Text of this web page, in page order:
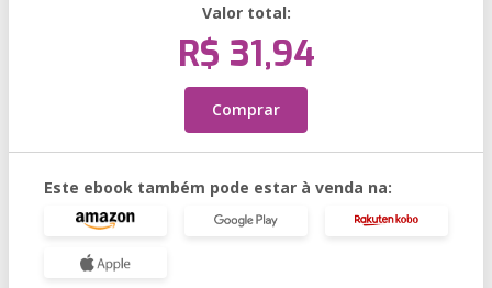
Valor total:
R$ 31,94
Comprar
Este ebook também pode estar à venda na: